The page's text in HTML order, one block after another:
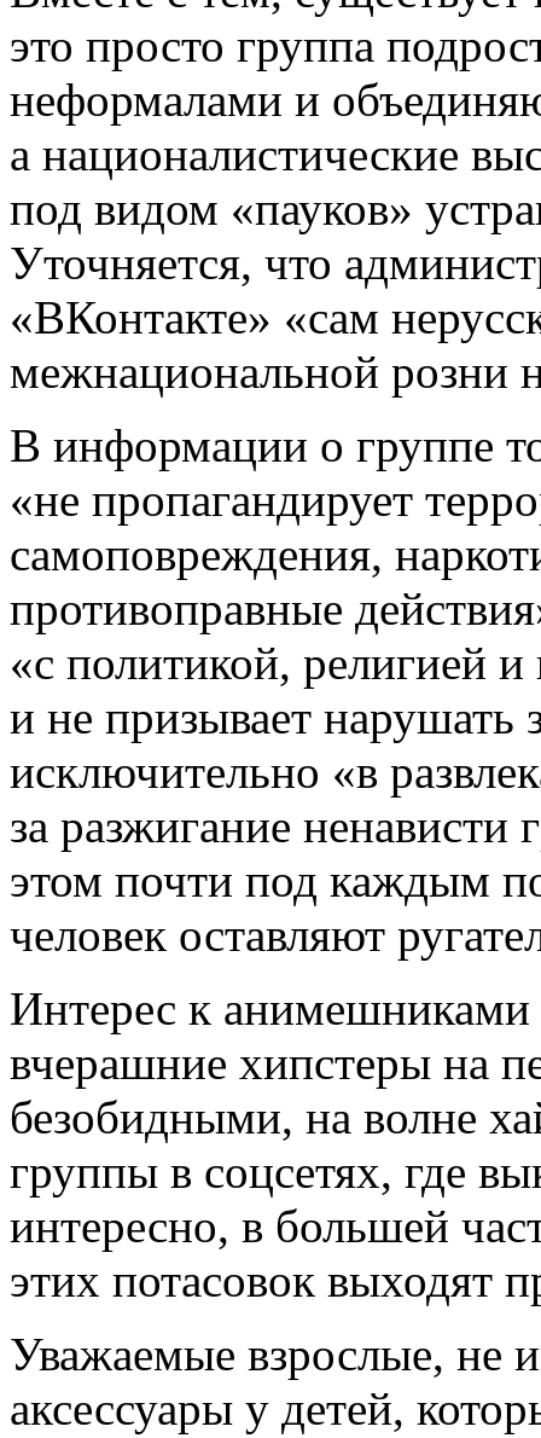
это просто группа
неформалами и
а националистические
под видом «пауков»
Уточняется, что
«ВКонтакте» «сам
межнациональной розни
В информации о группе
«не пропагандирует
самоповреждения,
противоправные
«с политикой, религией
и не призывает нарушать
исключительно «в
за разжигание ненависти
этом почти под каждым
человек оставляют
Интерес к
вчерашние хипстеры на
безобидными, на волне
группы в соцсетях, где
интересно, в большей
этих потасовок выходят
Уважаемые взрослые, не
аксессуары у детей,